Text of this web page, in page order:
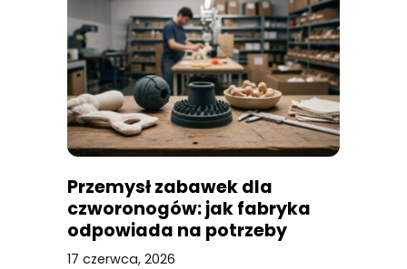
Przemysł zabawek dla
czworonogów: jak fabryka
odpowiada na potrzeby
naszych pupili
17 czerwca, 2026